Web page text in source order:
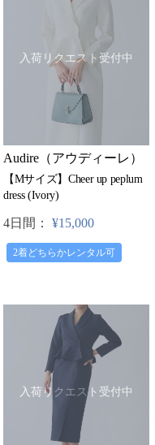
入荷リクエスト受付中
Audire（アウディーレ）
【Mサイズ】Cheer up peplum
dress (Ivory)
4日間： ¥15,000
2着どちらかレンタル可
入荷リクエスト受付中